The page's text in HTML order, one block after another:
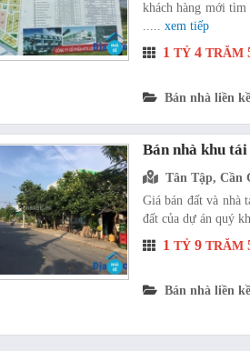
khách hàng mới
..... xem tiếp
1 TỶ 4 TRĂM
Bán nhà liền
Bán nhà khu
Tân Tập, Cần
Giá bán đất và nhà
đất của dự án quý
1 TỶ 9 TRĂM
Bán nhà liền